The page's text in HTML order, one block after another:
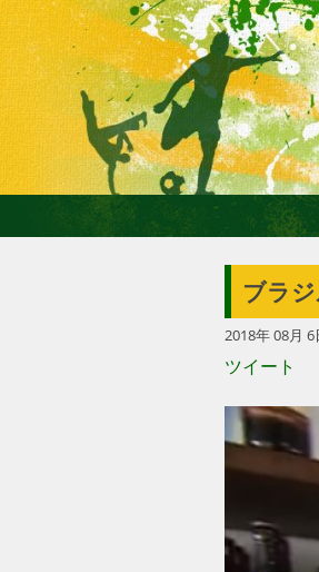
ブラ
2018年 08月 6
ツイート